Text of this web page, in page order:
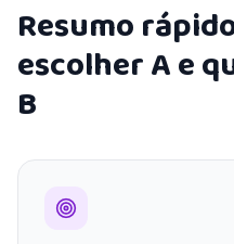
Resumo
escolher A e
B